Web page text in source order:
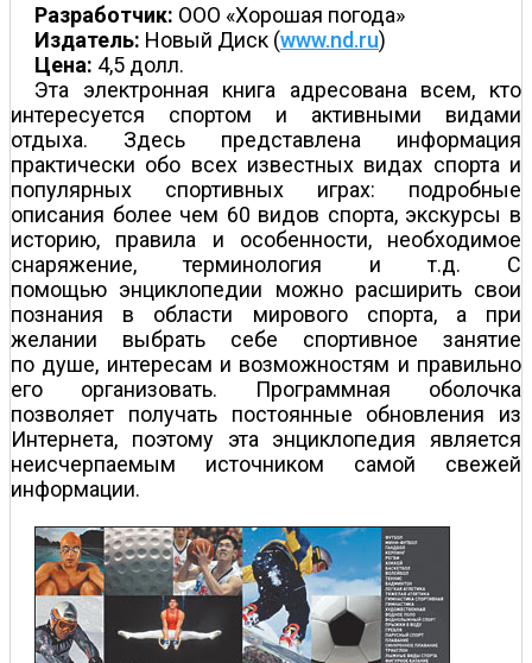
Разработчик: ООО «Хорошая погода»
Издатель: Новый Диск (www.nd.ru)
Цена: 4,5 долл.
Эта электронная книга адресована всем, кто
интересуется спортом и активными видами
отдыха. Здесь представлена информация
практически обо всех известных видах спорта и
популярных спортивных играх: подробные
описания более чем 60 видов спорта, экскурсы в
историю, правила и особенности, необходимое
снаряжение, терминология и т.д. С
помощью энциклопедии можно расширить свои
познания в области мирового спорта, а при
желании выбрать себе спортивное занятие
по душе, интересам и возможностям и правильно
его организовать. Программная оболочка
позволяет получать постоянные обновления из
Интернета, поэтому эта энциклопедия является
неисчерпаемым источником самой свежей
информации.